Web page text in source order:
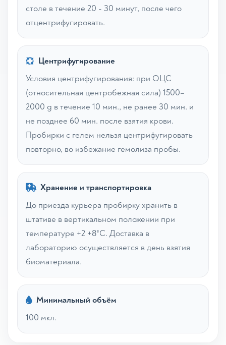
столе в течение 20 - 30 минут, после чего
отцентрифугировать.
Центрифугирование
Условия центрифугирования: при ОЦС
(относительная центробежная сила) 1500–
2000 g в течение 10 мин., не ранее 30 мин. и
не позднее 60 мин. после взятия крови.
Пробирки с гелем нельзя центрифугировать
повторно, во избежание гемолиза пробы.
Хранение и транспортировка
До приезда курьера пробирку хранить в
штативе в вертикальном положении при
температуре +2 +8ºС. Доставка в
лабораторию осуществляется в день взятия
биоматериала.
Минимальный объём
100 мкл.